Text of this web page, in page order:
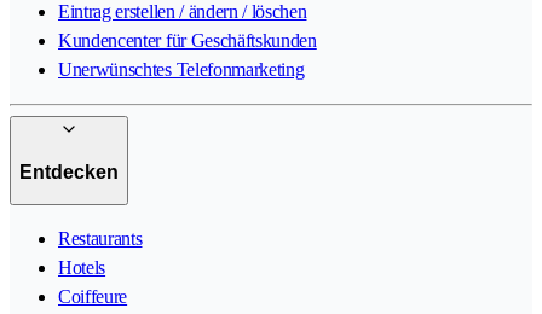
Eintrag erstellen / ändern / löschen
Kundencenter für Geschäftskunden
Unerwünschtes Telefonmarketing
Entdecken
Restaurants
Hotels
Coiffeure